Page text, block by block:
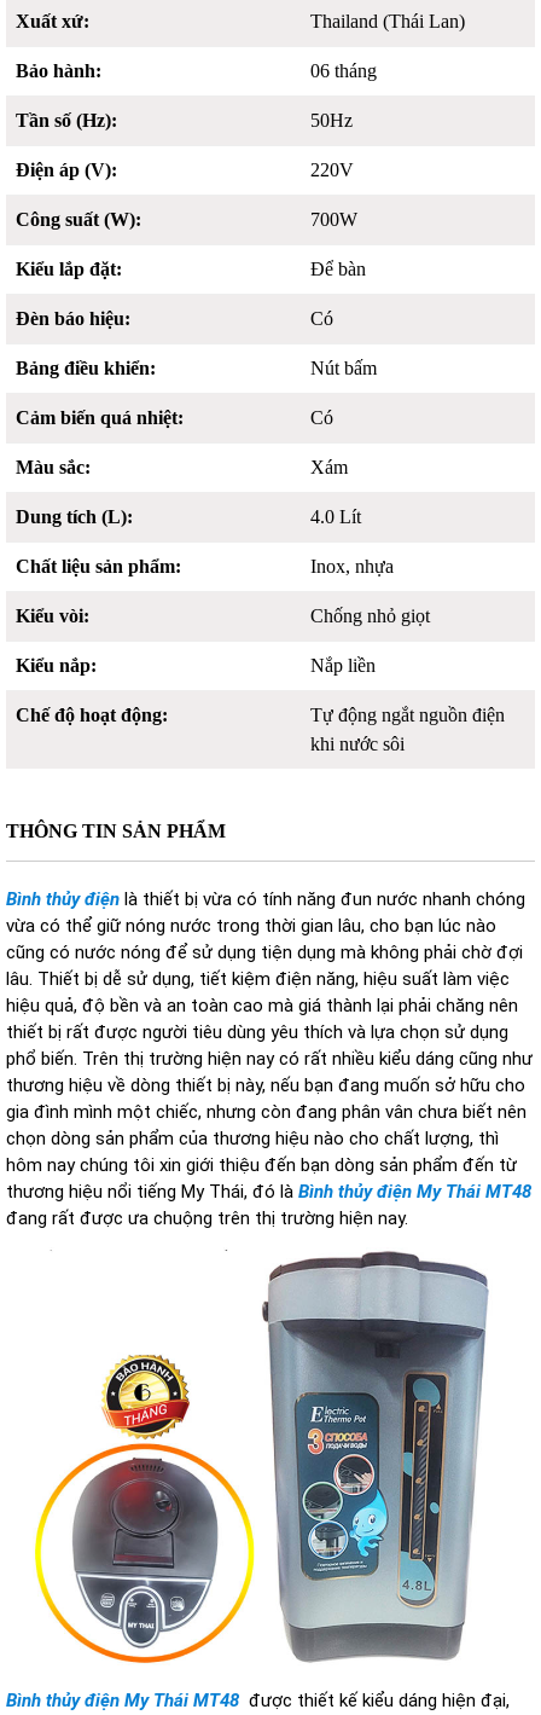
THÔNG TIN SẢN PHẨM
Bình thủy điện là thiết bị vừa có tính năng đun nước nhanh chóng
vừa có thể giữ nóng nước trong thời gian lâu, cho bạn lúc nào
cũng có nước nóng để sử dụng tiện dụng mà không phải chờ đợi
lâu. Thiết bị dễ sử dụng, tiết kiệm điện năng, hiệu suất làm việc
hiệu quả, độ bền và an toàn cao mà giá thành lại phải chăng nên
thiết bị rất được người tiêu dùng yêu thích và lựa chọn sử dụng
phổ biến. Trên thị trường hiện nay có rất nhiều kiểu dáng cũng như
thương hiệu về dòng thiết bị này, nếu bạn đang muốn sở hữu cho
gia đình mình một chiếc, nhưng còn đang phân vân chưa biết nên
chọn dòng sản phẩm của thương hiệu nào cho chất lượng, thì
hôm nay chúng tôi xin giới thiệu đến bạn dòng sản phẩm đến từ
thương hiệu nổi tiếng My Thái, đó là Bình thủy điện My Thái MT48
đang rất được ưa chuộng trên thị trường hiện nay.
Bình thủy điện My Thái MT48 được thiết kế kiểu dáng hiện đại,
Xuất xứ: Thailand (Thái Lan)
Bảo hành: 06 tháng
Tần số (Hz): 50Hz
Điện áp (V): 220V
Công suất (W): 700W
Kiểu lắp đặt: Để bàn
Đèn báo hiệu: Có
Bảng điều khiển: Nút bấm
Cảm biến quá nhiệt: Có
Màu sắc: Xám
Dung tích (L): 4.0 Lít
Chất liệu sản phẩm: Inox, nhựa
Kiểu vòi: Chống nhỏ giọt
Kiểu nắp: Nắp liền
Chế độ hoạt động:
Tự động ngắt nguồn điện
khi nước sôi